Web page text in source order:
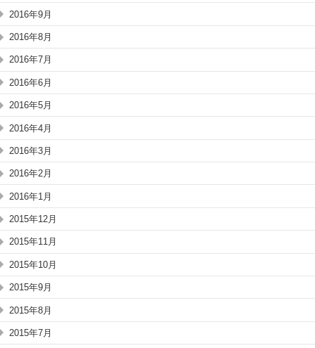
2016年9月
2016年8月
2016年7月
2016年6月
2016年5月
2016年4月
2016年3月
2016年2月
2016年1月
2015年12月
2015年11月
2015年10月
2015年9月
2015年8月
2015年7月